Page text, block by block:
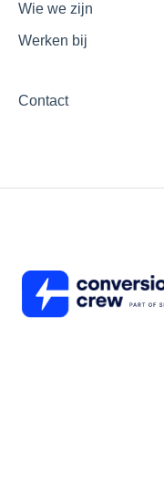
Wie we zijn
Werken bij
Contact